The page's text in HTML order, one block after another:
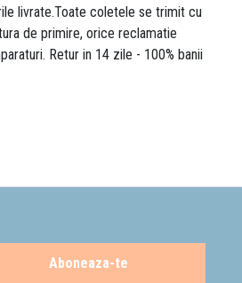
livrate.Toate coletele se trimit cu
de primire, orice reclamatie
Retur in 14 zile - 100% banii
Aboneaza-te